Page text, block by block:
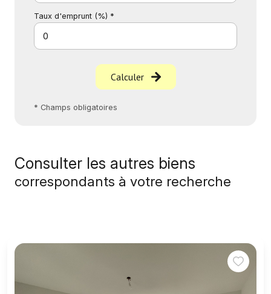
Taux d'emprunt (%) *
Calculer
* Champs obligatoires
Consulter les autres biens
correspondants à votre recherche